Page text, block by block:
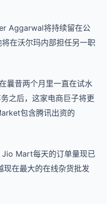
Aggarwal将持续留在公
在沃尔玛内部担任另一职
曩昔两个月里一直在试水
之后，这家电商巨子将更
包含腾讯出资的
Jio Mart每天的订单量现已
在最大的在线杂货批发